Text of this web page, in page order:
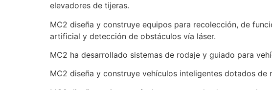
elevadores de tijeras.
MC2 diseña y construye equipos para recolección, de
artificial y detección de obstáculos vía láser.
MC2 ha desarrollado sistemas de rodaje y guiado para
MC2 diseña y construye vehículos inteligentes dotados